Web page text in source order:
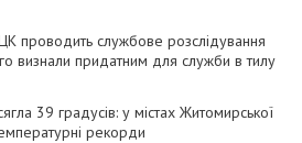
проводить службове розслідування
визнали придатним для служби в тилу
39 градусів: у містах Житомирської
рекорди